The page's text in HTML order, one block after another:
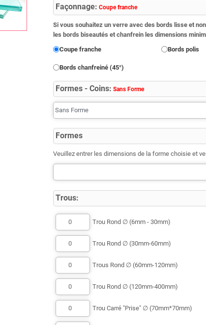
Façonnage: Coupe franche
Si vous souhaitez un verre avec des bords lisse et
les bords biseautés et chanfrein les dimensions
Coupe franche
Bords polis
Bords chanfreiné (45°)
Formes - Coins: Sans Forme
Formes
Veuillez entrer les dimensions de la forme choisie et
Trous:
Trou Rond ∅ (6mm - 30mm)
Trou Rond ∅ (30mm-60mm)
Trous Rond ∅ (60mm-120mm)
Trou Rond ∅ (120mm-400mm)
Trou Carré "Prise" ∅ (70mm*70mm)